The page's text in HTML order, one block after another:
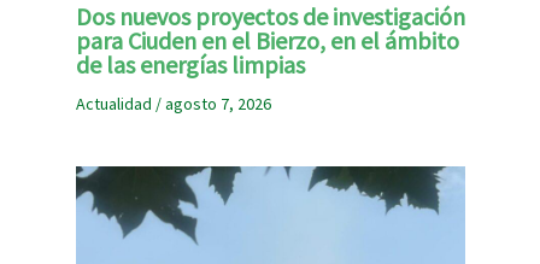
Dos nuevos proyectos de investigación
para Ciuden en el Bierzo, en el ámbito
de las energías limpias
Actualidad /agosto 7, 2026